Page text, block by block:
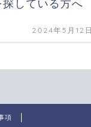
している方へ
2024年5月12
項